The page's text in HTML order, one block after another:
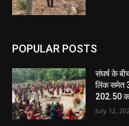
POPULAR POSTS
संघर्ष के
लिंक समेत
202.50
July 12,